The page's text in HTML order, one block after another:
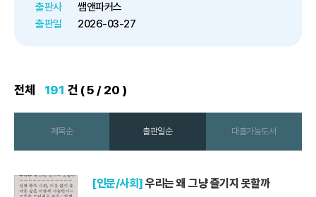
학 글쓰기 최고 권위 루이스 토...
출판사
쌤앤파커스
출판일
2026-03-27
전체 191 건 ( 5 / 20 )
제목순 출판일순 대출가능도서
[인문/사회] 우리는 왜 그냥 즐기지 못할까